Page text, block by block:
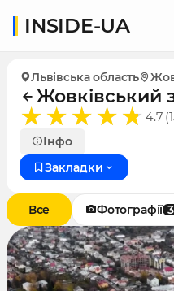
INSIDE-UA
Львівська область
Жовківський
4.7
Інфо
Закладки
Все Фотографії 3